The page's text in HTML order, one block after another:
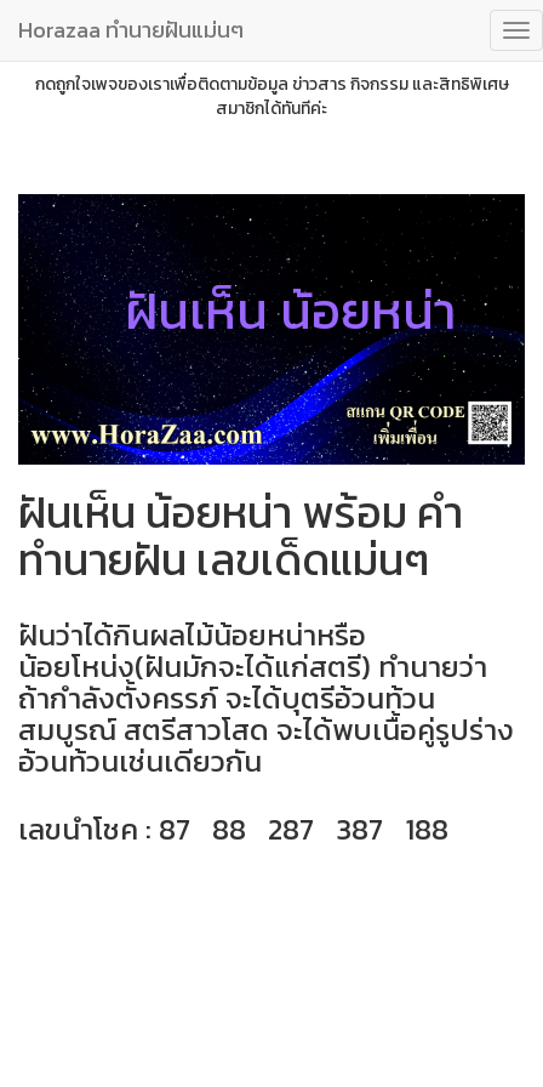
Horazaa ทำนายฝันแม่นๆ
กดถูกใจเพจของเราเพื่อติดตามข้อมูล ข่าวสาร กิจกรรม และสิทธิพิเศษ
สมาชิกได้ทันทีค่ะ
ฝันเห็น น้อยหน่า
ฝันเห็น น้อยหน่า พร้อม คำ
ทำนายฝัน เลขเด็ดแม่นๆ
ฝันว่าได้กินผลไม้น้อยหน่าหรือ
น้อยโหน่ง(ฝันมักจะได้แก่สตรี) ทำนายว่า
ถ้ากำลังตั้งครรภ์ จะได้บุตรีอ้วนท้วน
สมบูรณ์ สตรีสาวโสด จะได้พบเนื้อคู่รูปร่าง
อ้วนท้วนเช่นเดียวกัน
เลขนำโชค : 87 88 287 387 188